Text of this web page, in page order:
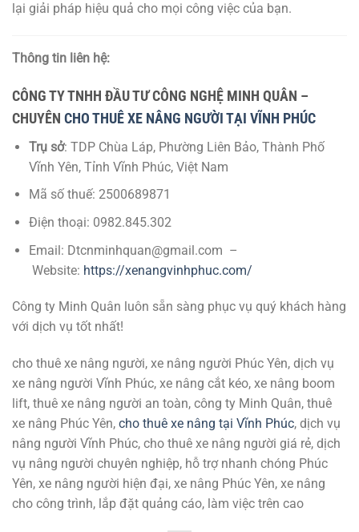
lại giải pháp hiệu quả cho mọi công việc của bạn.
Thông tin liên hệ:
CÔNG TY TNHH ĐẦU TƯ CÔNG NGHỆ MINH QUÂN –
CHUYÊN CHO THUÊ XE NÂNG NGƯỜI TẠI VĨNH PHÚC
Trụ sở: TDP Chùa Láp, Phường Liên Bảo, Thành Phố
Vĩnh Yên, Tỉnh Vĩnh Phúc, Việt Nam
Mã số thuế: 2500689871
Điện thoại: 0982.845.302
Email: Dtcnminhquan@gmail.com –
Website: https://xenangvinhphuc.com/
Công ty Minh Quân luôn sẵn sàng phục vụ quý khách hàng
với dịch vụ tốt nhất!
cho thuê xe nâng người, xe nâng người Phúc Yên, dịch vụ
xe nâng người Vĩnh Phúc, xe nâng cắt kéo, xe nâng boom
lift, thuê xe nâng người an toàn, công ty Minh Quân, thuê
xe nâng Phúc Yên, cho thuê xe nâng tại Vĩnh Phúc, dịch vụ
nâng người Vĩnh Phúc, cho thuê xe nâng người giá rẻ, dịch
vụ nâng người chuyên nghiệp, hỗ trợ nhanh chóng Phúc
Yên, xe nâng người hiện đại, xe nâng Phúc Yên, xe nâng
cho công trình, lắp đặt quảng cáo, làm việc trên cao